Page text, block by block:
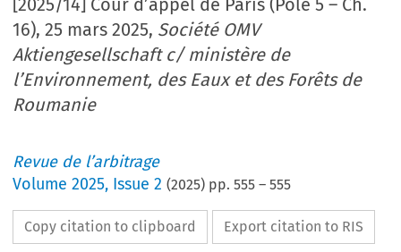
[2025/14] Cour d’appel de Paris (Pôle 5 – Ch.
16), 25 mars 2025, Société OMV
Aktiengesellschaft c/ ministère de
l’Environnement, des Eaux et des Forêts de
Roumanie
Revue de l’arbitrage
Volume2025, Issue 2 (2025) pp.555 –555
Copy citation to clipboard Export citation to RIS